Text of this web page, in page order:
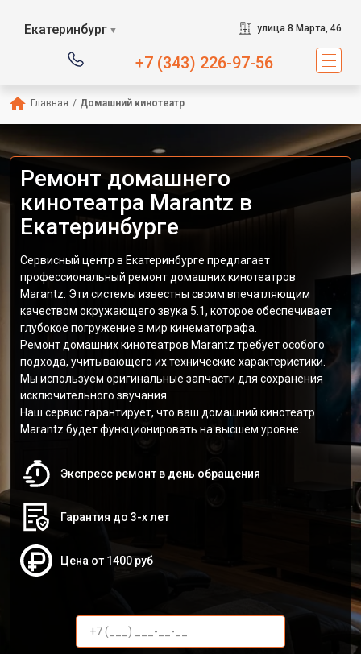
Екатеринбург ▼ улица 8 Марта, 46
+7 (343) 226-97-56
Главная / Домашний кинотеатр
Ремонт домашнего
кинотеатра Marantz в
Екатеринбурге
Сервисный центр в Екатеринбурге предлагает
профессиональный ремонт домашних кинотеатров
Marantz. Эти системы известны своим впечатляющим
качеством окружающего звука 5.1, которое обеспечивает
глубокое погружение в мир кинематографа.
Ремонт домашних кинотеатров Marantz требует особого
подхода, учитывающего их технические характеристики.
Мы используем оригинальные запчасти для сохранения
исключительного звучания.
Наш сервис гарантирует, что ваш домашний кинотеатр
Marantz будет функционировать на высшем уровне.
Экспресс ремонт в день обращения
Гарантия до 3-х лет
Цена от 1400 руб